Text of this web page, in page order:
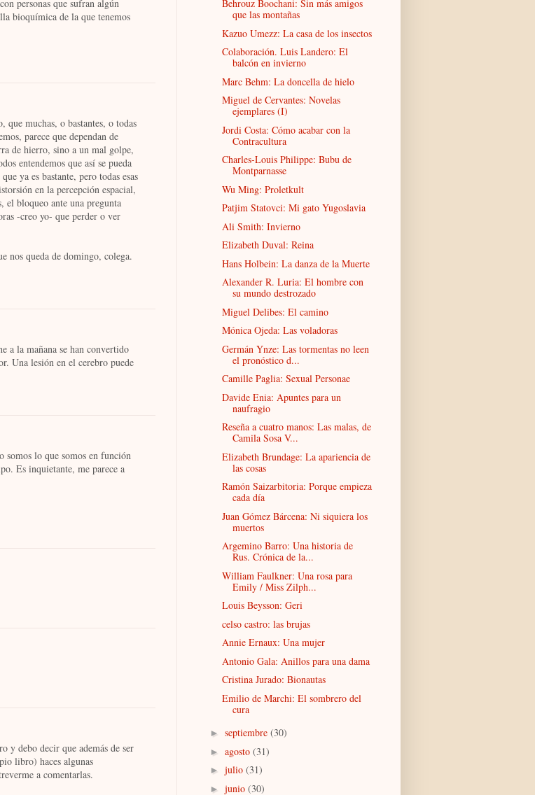
personas que sufran algún
bioquímica de la que tenemos
que muchas, o bastantes, o todas
parece que dependan de
de hierro, sino a un mal golpe,
entendemos que así se pueda
ya es bastante, pero todas esas
en la percepción espacial,
el bloqueo ante una pregunta
-creo yo- que perder o ver
nos queda de domingo, colega.
a la mañana se han convertido
Una lesión en el cerebro puede
somos lo que somos en función
Es inquietante, me parece a
y debo decir que además de ser
libro) haces algunas
a comentarlas.
Behrouz Boochani: Sin más amigos
que las montañas
Kazuo Umezz: La casa de los insectos
Colaboración. Luis Landero: El
balcón en invierno
Marc Behm: La doncella de hielo
Miguel de Cervantes: Novelas
ejemplares (I)
Jordi Costa: Cómo acabar con la
Contracultura
Charles-Louis Philippe: Bubu de
Montparnasse
Wu Ming: Proletkult
Patjim Statovci: Mi gato Yugoslavia
Ali Smith: Invierno
Elizabeth Duval: Reina
Hans Holbein: La danza de la Muerte
Alexander R. Luria: El hombre con
su mundo destrozado
Miguel Delibes: El camino
Mónica Ojeda: Las voladoras
Germán Ynze: Las tormentas no leen
el pronóstico d...
Camille Paglia: Sexual Personae
Davide Enia: Apuntes para un
naufragio
Reseña a cuatro manos: Las malas, de
Camila Sosa V...
Elizabeth Brundage: La apariencia de
las cosas
Ramón Saizarbitoria: Porque empieza
cada día
Juan Gómez Bárcena: Ni siquiera los
muertos
Argemino Barro: Una historia de
Rus. Crónica de la...
William Faulkner: Una rosa para
Emily / Miss Zilph...
Louis Beysson: Geri
celso castro: las brujas
Annie Ernaux: Una mujer
Antonio Gala: Anillos para una dama
Cristina Jurado: Bionautas
Emilio de Marchi: El sombrero del
cura
► septiembre (30)
► agosto (31)
► julio (31)
► junio (30)